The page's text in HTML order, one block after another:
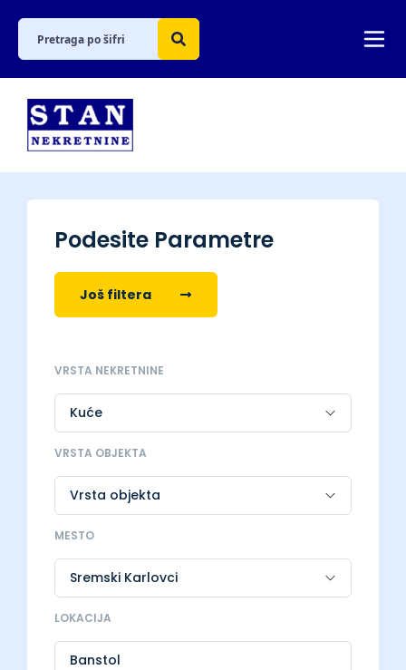
Podesite Parametre
Još filtera
VRSTA NEKRETNINE
VRSTA OBJEKTA
MESTO
LOKACIJA
Banstol